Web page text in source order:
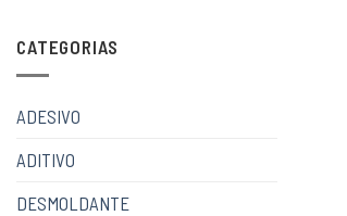
CATEGORIAS
ADESIVO
ADITIVO
DESMOLDANTE